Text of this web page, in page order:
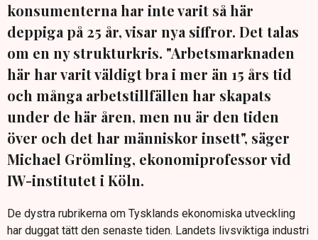
konsumenterna har inte varit så här
deppiga på 25 år, visar nya siffror. Det talas
om en ny strukturkris. "Arbetsmarknaden
här har varit väldigt bra i mer än 15 års tid
och många arbetstillfällen har skapats
under de här åren, men nu är den tiden
över och det har människor insett", säger
Michael Grömling, ekonomiprofessor vid
IW-institutet i Köln.
De dystra rubrikerna om Tysklands ekonomiska utveckling
har duggat tätt den senaste tiden. Landets livsviktiga industri